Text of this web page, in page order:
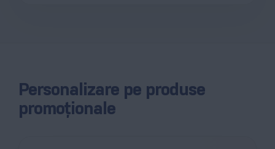
Personalizare pe produse
promoționale